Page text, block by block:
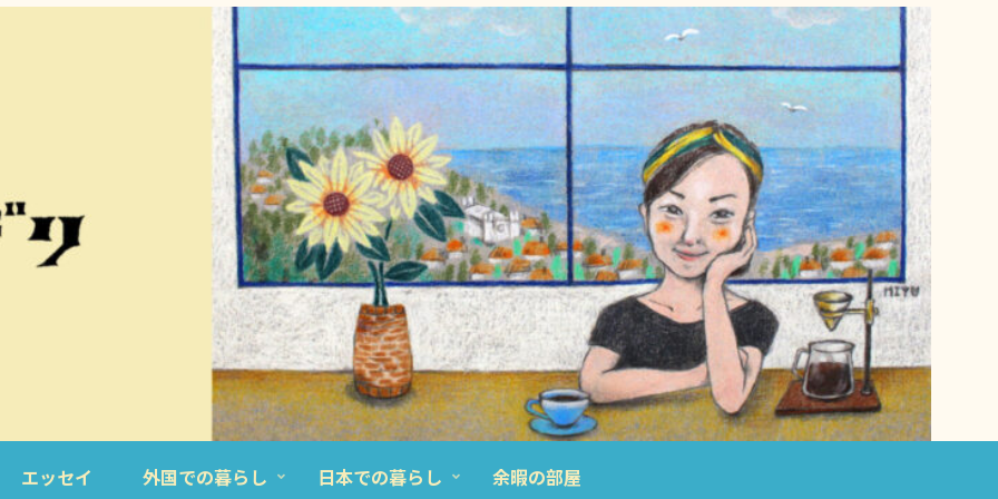
エッセイ 外国での暮らし 日本での暮らし 余暇の部屋